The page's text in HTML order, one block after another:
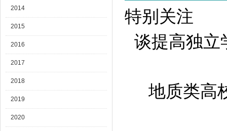
2014
2015
2016
2017
2018
2019
2020
特别关注
谈提高独立
地质类高